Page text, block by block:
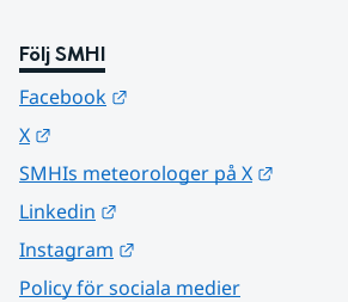
Följ SMHI
Facebook
X
SMHIs meteorologer på X
Linkedin
Instagram
Policy för sociala medier